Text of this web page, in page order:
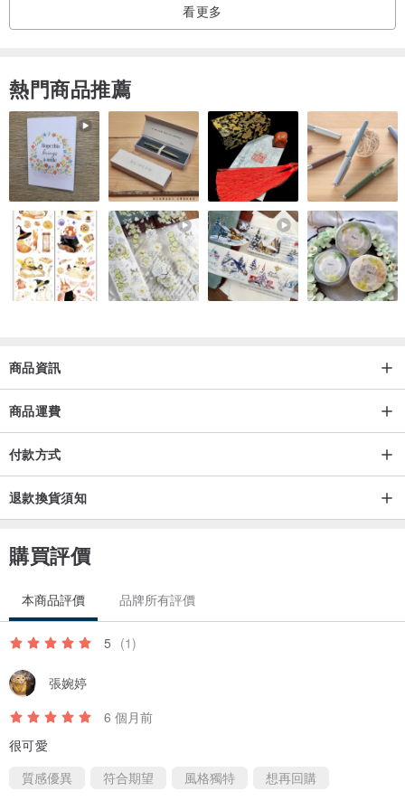
看更多
熱門商品推薦
商品資訊
商品運費
付款方式
退款換貨須知
購買評價
本商品評價 品牌所有評價
5 (1)
張婉婷
6 個月前
很可愛
質感優異
符合期望 風格獨特 想再回購